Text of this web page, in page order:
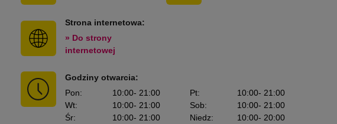
Strona internetowa:
» Do strony
internetowej
Godziny otwarcia:
Pon: 10:00- 21:00
Wt: 10:00- 21:00
Śr: 10:00- 21:00
Pt: 10:00- 21:00
Sob: 10:00- 21:00
Niedz: 10:00- 20:00